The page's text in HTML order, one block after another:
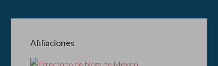
Afiliaciones